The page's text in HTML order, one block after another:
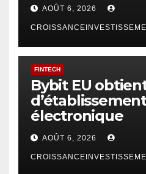
AOÛT 6, 2026
FINTECH
Bybit EU
électronique
AOÛT 6, 2026